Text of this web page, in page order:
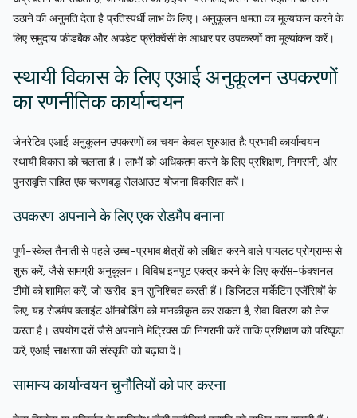
उठाने की अनुमति देता है प्रतिस्पर्धी लाभ के लिए। अनुकूलन क्षमता का मूल्यांकन करने के
लिए समुदाय फीडबैक और अपडेट फ्रीक्वेंसी के आधार पर उपकरणों का मूल्यांकन करें।
स्थायी विकास के लिए एआई अनुकूलन उपकरणों
का रणनीतिक कार्यान्वयन
जेनरेटिव एआई अनुकूलन उपकरणों का चयन केवल शुरुआत है; प्रभावी कार्यान्वयन
स्थायी विकास को चलाता है। लाभों को अधिकतम करने के लिए प्रशिक्षण, निगरानी, और
पुनरावृत्ति सहित एक चरणबद्ध रोलआउट योजना विकसित करें।
उपकरण अपनाने के लिए एक रोडमैप बनाना
पूर्ण-स्केल तैनाती से पहले उच्च-प्रभाव क्षेत्रों को लक्षित करने वाले पायलट प्रोग्राम्स से
शुरू करें, जैसे सामग्री अनुकूलन। विविध इनपुट एकत्र करने के लिए क्रॉस-फंक्शनल
टीमों को शामिल करें, जो खरीद-इन सुनिश्चित करती हैं। डिजिटल मार्केटिंग एजेंसियों के
लिए, यह रोडमैप क्लाइंट ऑनबोर्डिंग को मानकीकृत कर सकता है, सेवा वितरण को तेज
करता है। उपयोग दरों जैसे अपनाने मेट्रिक्स की निगरानी करें ताकि प्रशिक्षण को परिष्कृत
करें, एआई साक्षरता की संस्कृति को बढ़ावा दें।
सामान्य कार्यान्वयन चुनौतियों को पार करना